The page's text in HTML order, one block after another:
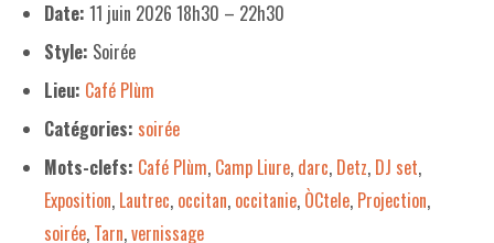
NOS FOURNISSEUR·EUSE·S
UNE LIBRAIRIE INDÉPENDANTE
COMMANDER UN LIVRE
LES EXPOSITIONS
Date: 11 juin 2026 18h30 – 22h30
Style: Soirée
Lieu: Café Plùm
Catégories: soirée
Mots-clefs: Café Plùm, Camp Liure, darc, Detz, DJ set,
Exposition, Lautrec, occitan, occitanie, ÒCtele, Projection,
soirée, Tarn,vernissage